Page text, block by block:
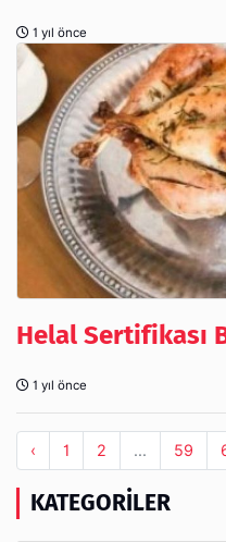
1 yıl önce
Helal Sertifikası
1 yıl önce
‹ 1 2 ... 59
KATEGORILER